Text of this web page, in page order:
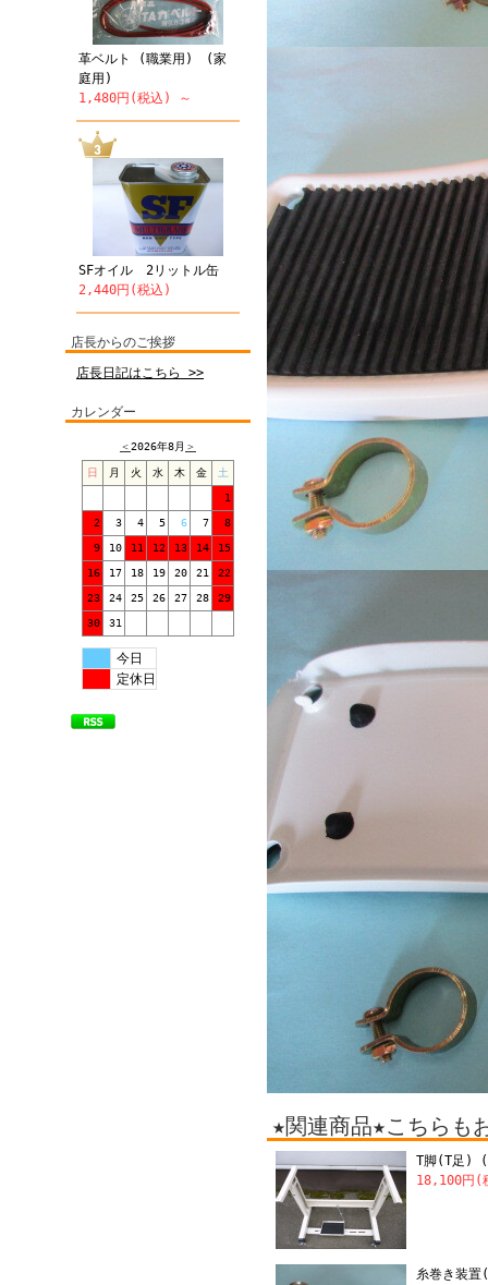
革ベルト (職業用) (家
庭用)
1,480円(税込) ～
SFオイル 2リットル缶
2,440円(税込)
店長からのご挨拶
店長日記はこちら >>
カレンダー
＜2026年8月 ＞
日 月 火 水 木 金 土
1
2 3 4 5 6 7 8
9 10 11 12 13 14 15
16 17 18 19 20 21 22
23 24 25 26 27 28 29
30 31
今日
定休日
★関連商品★こちら
T脚(T足)
18,100円(
糸巻き